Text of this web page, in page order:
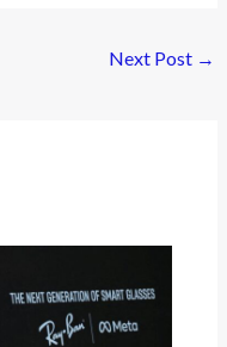
Next Post →